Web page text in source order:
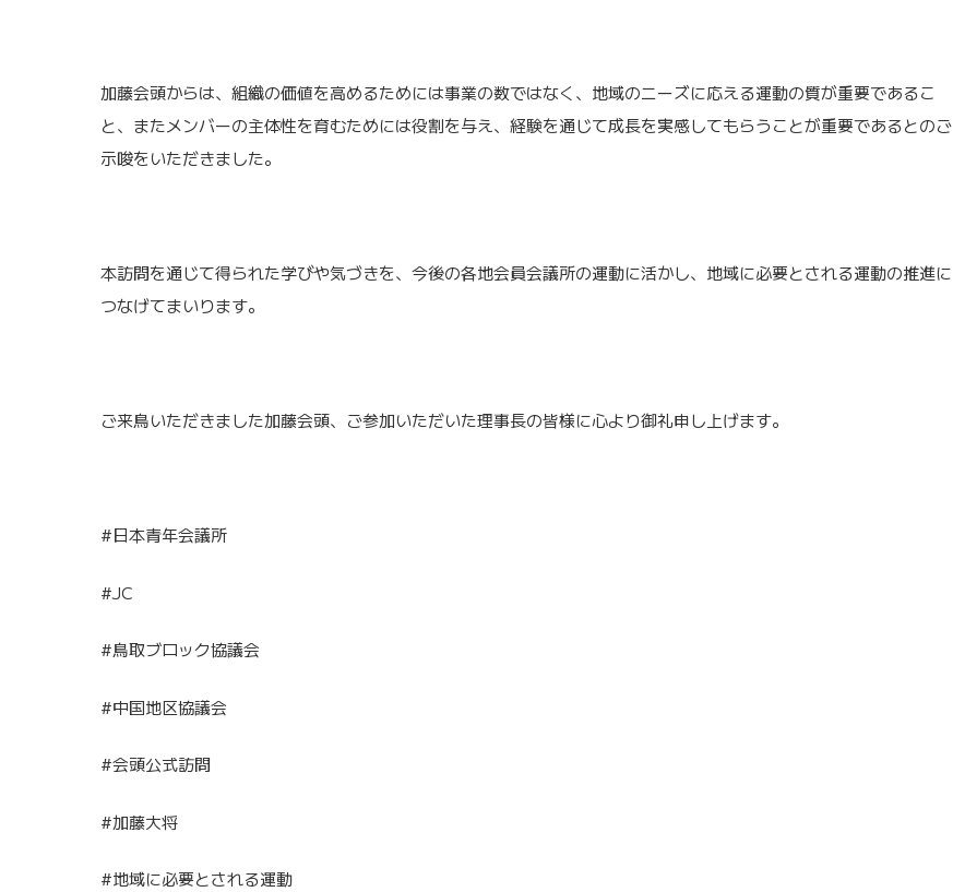
加藤会頭からは、組織の価値を高めるためには事業の数ではなく、地域のニーズに応える運動の質が重要であるこ
と、またメンバーの主体性を育むためには役割を与え、経験を通じて成長を実感してもらうことが重要であるとのご
示唆をいただきました。
本訪問を通じて得られた学びや気づきを、今後の各地会員会議所の運動に活かし、地域に必要とされる運動の推進に
つなげてまいります。
ご来鳥いただきました加藤会頭、ご参加いただいた理事長の皆様に心より御礼申し上げます。
#日本青年会議所
#JC
#鳥取ブロック協議会
#中国地区協議会
#会頭公式訪問
#加藤大将
#地域に必要とされる運動